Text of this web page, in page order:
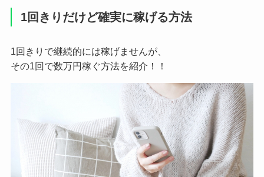
1回きりだけど確実に稼げる方法
1回きりで継続的には稼げませんが、
その1回で数万円稼ぐ方法を紹介！！